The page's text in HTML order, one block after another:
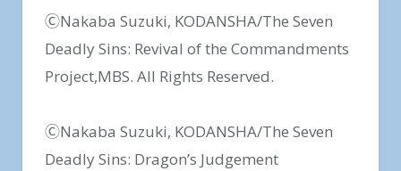
ⒸNakaba Suzuki, KODANSHA/The Seven
Deadly Sins: Revival of the Commandments
Project,MBS. All Rights Reserved.
ⒸNakaba Suzuki, KODANSHA/The Seven
Deadly Sins: Dragon’s Judgement